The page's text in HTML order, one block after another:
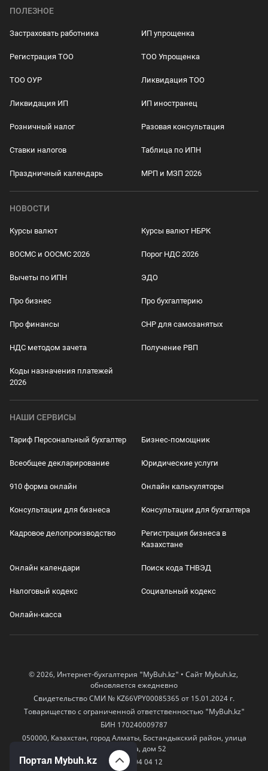
ПОЛЕЗНОЕ
Застраховать работника ИП упрощенка
Регистрация ТОО ТОО Упрощенка
ТОО ОУР Ликвидация ТОО
Ликвидация ИП ИП иностранец
Розничный налог Разовая консультация
Ставки налогов Таблица по ИПН
Праздничный календарь МРП и МЗП 2026
НОВОСТИ
Курсы валют Курсы валют НБРК
ВОСМС и ООСМС 2026 Порог НДС 2026
Вычеты по ИПН ЭДО
Про бизнес Про бухгалтерию
Про финансы СНР для самозанятых
НДС методом зачета Получение РВП
Коды назначения платежей
2026
НАШИ СЕРВИСЫ
Тариф Персональный бухгалтер Бизнес-помощник
Всеобщее декларирование Юридические услуги
910 форма онлайн Онлайн калькуляторы
Консультации для бизнеса Консультации для бухгалтера
Кадровое делопроизводство
Регистрация бизнеса в
Казахстане
Онлайн календари Поиск кода ТНВЭД
Налоговый кодекс Социальный кодекс
Онлайн-касса
© 2026, Интернет-бухгалтерия "MyBuh.kz" • Сайт Mybuh.kz,
обновляется ежедневно
Свидетельство СМИ № KZ66VPY00085365 от 15.01.2024 г.
Товарищество с ограниченной ответственностью "MyBuh.kz"
БИН 170240009787
050000, Казахстан, город Алматы, Бостандыкский район, улица
Егизбаева, дом 52
+7 777 504 04 12
Портал Mybuh.kz